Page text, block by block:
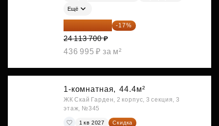
Ещё
20 014 371 ₽ -17%
24 113 700 ₽
436 995 ₽ за м²
1-комнатная, 44.4м²
ЖК Скай Гарден, 2 корпус, 3 секция, 3
этаж, №345
1 кв 2027
Скидка